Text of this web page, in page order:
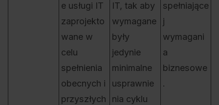
e usługi IT
zaprojekto
wane w
celu
spełnienia
obecnych i
przyszłych
IT, tak aby
wymagane
były
jedynie
minimalne
usprawnie
nia cyklu
spełniające
j
wymagani
a
biznesowe
.